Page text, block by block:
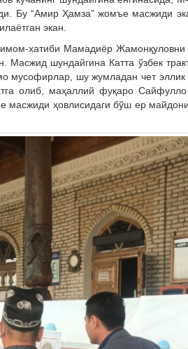
Бу “Амир Ҳамза” жомъе масжиди
экан.
хатиби Мамадиёр Жамонқуловни
шундайгина Катта ўзбек
мусофирлар, шу жумладан чет
олиб, маҳаллий фуқаро
масжиди ҳовлисидаги бўш ер